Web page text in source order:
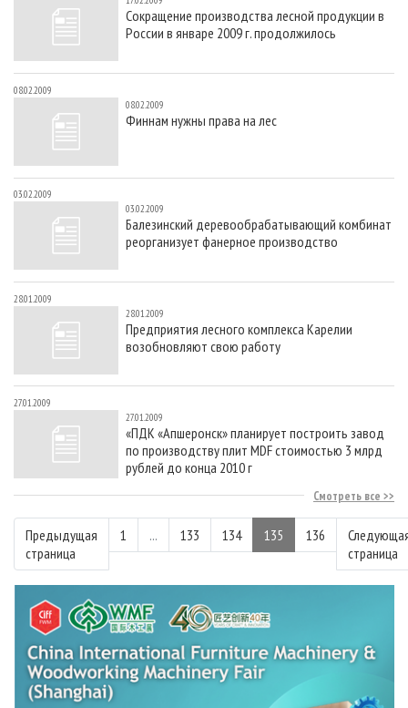
Сокращение производства лесной продукции в
России в январе 2009 г. продолжилось
08.02.2009
08.02.2009
Финнам нужны права на лес
03.02.2009
03.02.2009
Балезинский деревообрабатывающий комбинат
реорганизует фанерное производство
28.01.2009
28.01.2009
Предприятия лесного комплекса Карелии
возобновляют свою работу
27.01.2009
27.01.2009
«ПДК «Апшеронск» планирует построить завод
по производству плит MDF стоимостью 3 млрд
рублей до конца 2010 г
Смотреть все
Предыдущая
страница
1 ... 133 134 135 136
страница